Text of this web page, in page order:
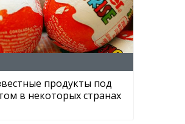
продукты под
в некоторых странах